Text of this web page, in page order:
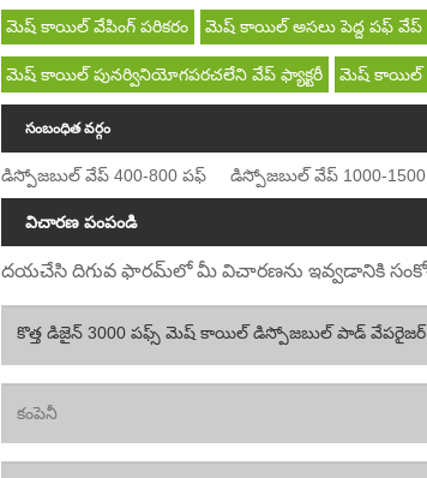
మెష్ కాయిల్ వేపింగ్ పరికరం మెష్ కాయిల్ అసలు పెద్ద పఫ్
మెష్ కాయిల్ పునర్వినియోగపరచలేని వేప్ ఫ్యాక్టరీ మెష్ కాయిల్
సంబంధిత వర్గం
డిస్పోజబుల్ వేప్ 400-800 పఫ్ డిస్పోజబుల్ వేప్ 1000-
విచారణ పంపండి
దయచేసి దిగువ ఫారమ్‌లో మీ విచారణను ఇవ్వడానికి